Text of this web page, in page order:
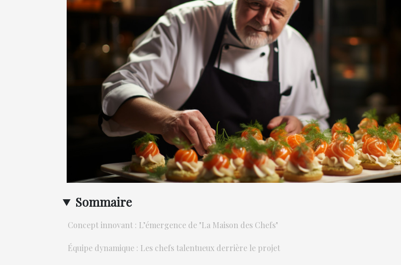
Sommaire
Concept innovant : L’émergence de "La Maison des Chefs"
Équipe dynamique : Les chefs talentueux derrière le projet